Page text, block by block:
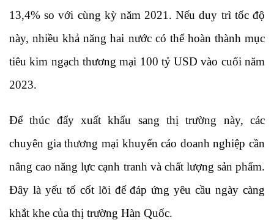
13,4% so với cùng kỳ năm 2021. Nếu duy trì tốc độ
này, nhiều khả năng hai nước có thể hoàn thành mục
tiêu kim ngạch thương mại 100 tỷ USD vào cuối năm
2023.
Để thúc đẩy xuất khẩu sang thị trường này, các
chuyên gia thương mại khuyến cáo doanh nghiệp cần
nâng cao năng lực cạnh tranh và chất lượng sản phẩm.
Đây là yếu tố cốt lõi để đáp ứng yêu cầu ngày càng
khắt khe của thị trường Hàn Quốc.